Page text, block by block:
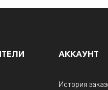
АККАУНТ
История